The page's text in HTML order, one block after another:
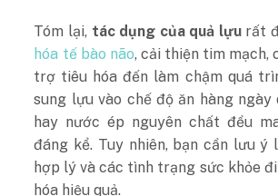
Tóm lại, tác dụng của quả lựurất
hóa tế bào não, cải thiện tim mạch,
trợ tiêu hóa đến làm chậm quá
sung lựu vào chế độ ăn hàng
hay nước ép nguyên chất đều
đáng kể. Tuy nhiên, bạn cần lưu ý
hợp lý và các tình trạng sức khỏe
hóa hiệu quả.